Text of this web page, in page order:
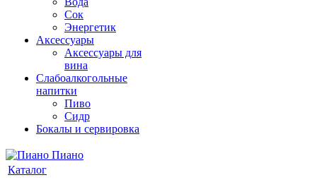
Сок
Энергетик
Аксессуары
Аксессуары для
вина
Слабоалкогольные
напитки
Пиво
Сидр
Бокалы и сервировка
Каталог